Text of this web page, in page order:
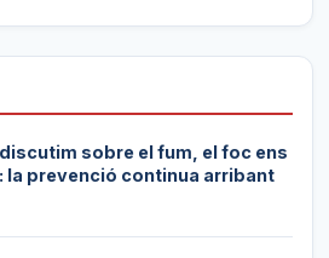
sobre el fum, el foc ens
la prevenció continua arribant